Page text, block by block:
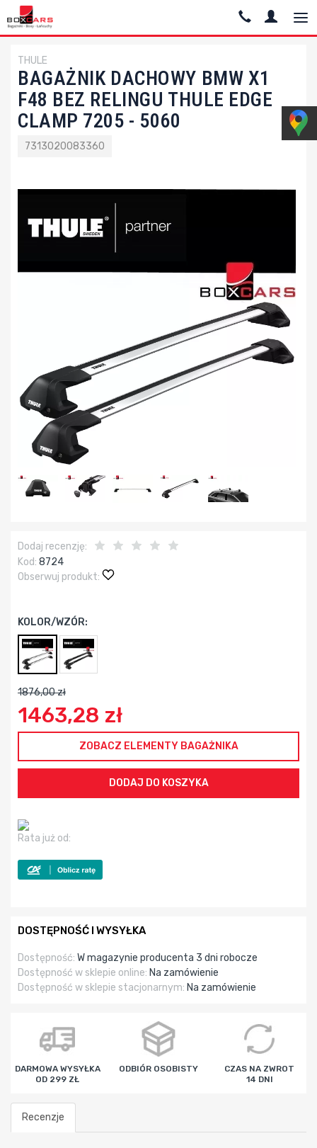
THULE
BAGAŻNIK DACHOWY BMW X1
F48 BEZ RELINGU THULE EDGE
CLAMP 7205 - 5060
7313020083360
Dodaj recenzję:
Kod: 8724
Obserwuj produkt:
KOLOR/WZÓR:
1876,00 zł
1463,28 zł
ZOBACZ ELEMENTY BAGAŻNIKA
Rata już od:
DOSTĘPNOŚĆ I WYSYŁKA
Dostępność: W magazynie producenta 3 dni robocze
Dostępność w sklepie online: Na zamówienie
Dostępność w sklepie stacjonarnym: Na zamówienie
DARMOWA WYSYŁKA
OD 299 ZŁ
ODBIÓR OSOBISTY
CZAS NA ZWROT
14 DNI
Recenzje